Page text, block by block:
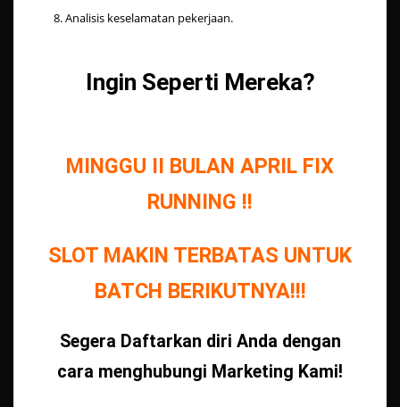
Analisis keselamatan pekerjaan.
Ingin Seperti Mereka?
MINGGU II BULAN APRIL FIX
RUNNING !!
SLOT MAKIN TERBATAS UNTUK
BATCH BERIKUTNYA!!!
Segera Daftarkan diri Anda dengan
cara menghubungi Marketing Kami!